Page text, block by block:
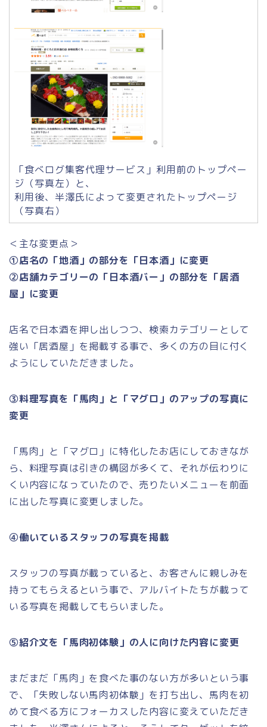
「食べログ集客代理サービス」利用前のトップペー
ジ（写真左）と、
利用後、半澤氏によって変更されたトップページ
（写真右）
＜主な変更点＞
①店名の「地酒」の部分を「日本酒」に変更
②店舗カテゴリーの「日本酒バー」の部分を「居酒
屋」に変更
店名で日本酒を押し出しつつ、検索カテゴリーとして
強い「居酒屋」を掲載する事で、多くの方の目に付く
ようにしていただきました。
③料理写真を「馬肉」と「マグロ」のアップの写真に
変更
「馬肉」と「マグロ」に特化したお店にしておきなが
ら、料理写真は引きの構図が多くて、それが伝わりに
くい内容になっていたので、売りたいメニューを前面
に出した写真に変更しました。
④働いているスタッフの写真を掲載
スタッフの写真が載っていると、お客さんに親しみを
持ってもらえるという事で、アルバイトたちが載って
いる写真を掲載してもらいました。
⑤紹介文を「馬肉初体験」の人に向けた内容に変更
まだまだ「馬肉」を食べた事のない方が多いという事
で、「失敗しない馬肉初体験」を打ち出し、馬肉を初
めて食べる方にフォーカスした内容に変えていただき